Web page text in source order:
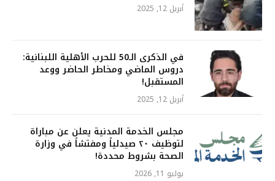
أبريل 12, 2025
في الذكرى الـ50 للحرب الأهلية اللبنانية:
دروس الماضي ومخاطر الحاضر ووعد
المستقبل!
أبريل 12, 2025
مجلس الخدمة المدنية يعلن عن مباراة
لتوظيف ٢٠ صيدلياً ومفتشاً في وزارة
الصحة بشروط محددة!
يوليو 11, 2026